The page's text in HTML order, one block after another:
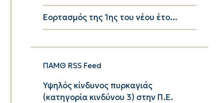
Εορτασμός της 1ης του νέου έτο...
ΠΑΜΘ RSS Feed
Υψηλός κίνδυνος πυρκαγιάς
(κατηγορία κινδύνου 3) στην Π.Ε.